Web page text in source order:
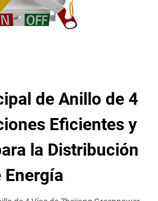
de Anillo de 4
Eficientes y
la Distribución
Energía